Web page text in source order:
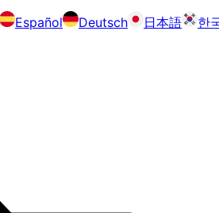
Español Deutsch 日本語 한